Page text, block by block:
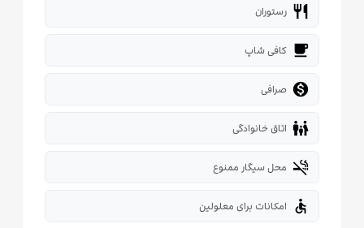
restaurant رستوران
local_cafe کافی شاپ
 صرافی
family_restroom اتاق خانوادگی
smoke_free محل سیگار ممنوع
accessible امکانات برای معلولین